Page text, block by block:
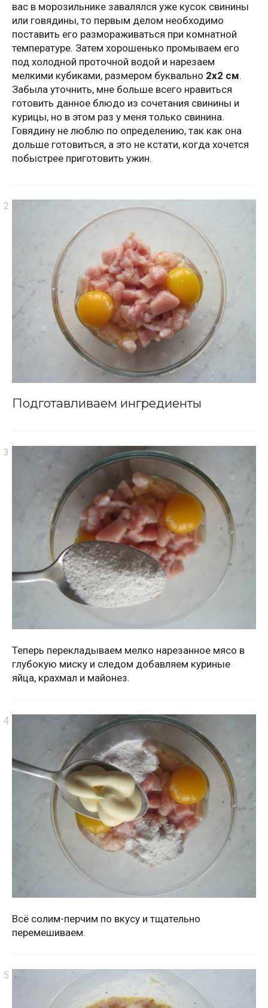
вас в морозильнике завалялся уже кусок свинины
или говядины, то первым делом необходимо
поставить его размораживаться при комнатной
температуре. Затем хорошенько промываем его
под холодной проточной водой и нарезаем
мелкими кубиками, размером буквально 2х2 см.
Забыла уточнить, мне больше всего нравиться
готовить данное блюдо из сочетания свинины и
курицы, но в этом раз у меня только свинина.
Говядину не люблю по определению, так как она
дольше готовиться, а это не кстати, когда хочется
побыстрее приготовить ужин.
Подготавливаем ингредиенты
Теперь перекладываем мелко нарезанное мясо в
глубокую миску и следом добавляем куриные
яйца, крахмал и майонез.
Всё солим-перчим по вкусу и тщательно
перемешиваем.